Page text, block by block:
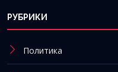
РУБРИКИ
Политика